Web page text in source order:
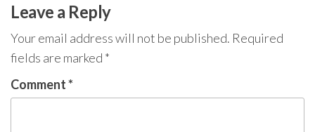
Leave a Reply
Your email address will not be published. Required
fields are marked *
Comment*